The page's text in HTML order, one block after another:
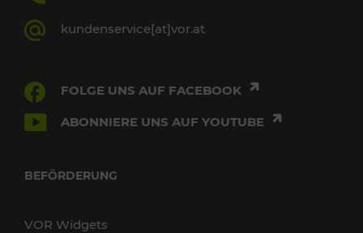
kundenservice[at]vor.at
FOLGE UNS AUF FACEBOOK
ABONNIERE UNS AUF YOUTUBE
BEFÖRDERUNG
VOR Widgets